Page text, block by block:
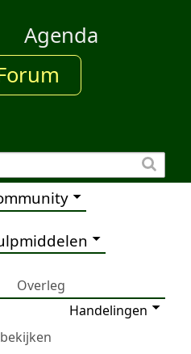
Agenda
Overleg
Handelingen